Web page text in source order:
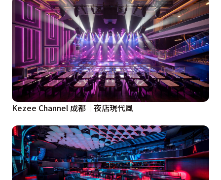
Kezee Channel 成都│夜店現代風